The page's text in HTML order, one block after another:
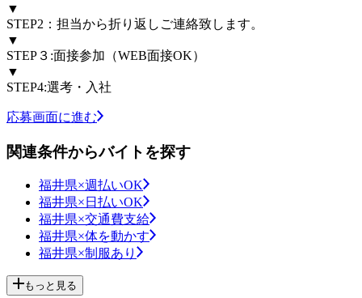
▼
STEP2：担当から折り返しご連絡致します。
▼
STEP３:面接参加（WEB面接OK）
▼
STEP4:選考・入社
応募画面に進む
関連条件からバイトを探す
福井県×週払いOK
福井県×日払いOK
福井県×交通費支給
福井県×体を動かす
福井県×制服あり
もっと見る